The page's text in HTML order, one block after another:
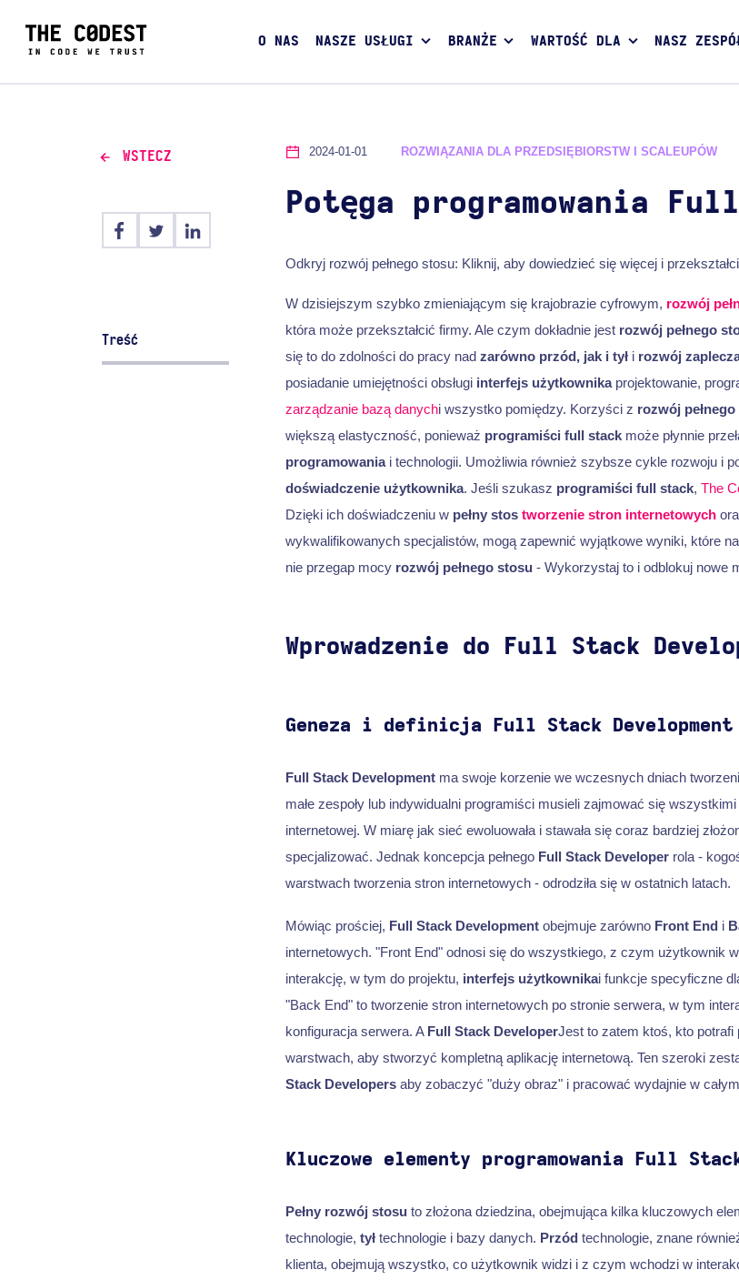
O NAS NASZE USŁUGI BRANŻE WARTOŚĆ DLA NASZ
WSTECZ
Treść
2024-01-01 ROZWIĄZANIA DLA PRZEDSIĘBIORSTW I SCALEUPÓW
Potęga programowania
Odkryj rozwój pełnego stosu: Kliknij, aby dowiedzieć się więcej i
W dzisiejszym szybko zmieniającym się krajobrazie cyfrowym, rozwój
która może przekształcić firmy. Ale czym dokładnie jest rozwój pełnego
się to do zdolności do pracy nad zarówno przód, jak i tyłi rozwój
posiadanie umiejętności obsługi interfejs użytkownikaprojektowanie,
zarządzanie bazą danychi wszystko pomiędzy. Korzyści z rozwój
większą elastyczność, ponieważ programiści full stackmoże płynnie
programowaniai technologii. Umożliwia również szybsze cykle rozwoju i
doświadczenie użytkownika. Jeśli szukasz programiści full stack, The
Dzięki ich doświadczeniu w pełny stos tworzenie stron internetowych
wykwalifikowanych specjalistów, mogą zapewnić wyjątkowe wyniki, które
nie przegap mocy rozwój pełnego stosu - Wykorzystaj to i odblokuj nowe
Wprowadzenie do Full Stack
Geneza i definicja Full Stack Development
Full Stack Developmentma swoje korzenie we wczesnych dniach
małe zespoły lub indywidualni programiści musieli zajmować się
internetowej. W miarę jak sieć ewoluowała i stawała się coraz bardziej
specjalizować. Jednak koncepcja pełnego Full Stack Developerrola -
warstwach tworzenia stron internetowych - odrodziła się w ostatnich latach.
Mówiąc prościej, Full Stack Developmentobejmuje zarówno Front End i
internetowych. "Front End" odnosi się do wszystkiego, z czym użytkownik
interakcję, w tym do projektu, interfejs użytkownikai funkcje specyficzne
"Back End" to tworzenie stron internetowych po stronie serwera, w tym
konfiguracja serwera. A Full Stack DeveloperJest to zatem ktoś, kto potrafi
warstwach, aby stworzyć kompletną aplikację internetową. Ten szeroki
Stack Developersaby zobaczyć "duży obraz" i pracować wydajnie w całym
Kluczowe elementy programowania Full
Pełny rozwój stosu to złożona dziedzina, obejmująca kilka kluczowych
technologie, tyłtechnologie i bazy danych. Przód technologie, znane
klienta, obejmują wszystko, co użytkownik widzi i z czym wchodzi w